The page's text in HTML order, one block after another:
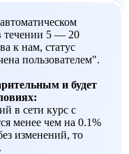
течении 5 — 20
к нам, статус
пользователем".
и будет
в сети курс с
менее чем на 0.1%
изменений, то